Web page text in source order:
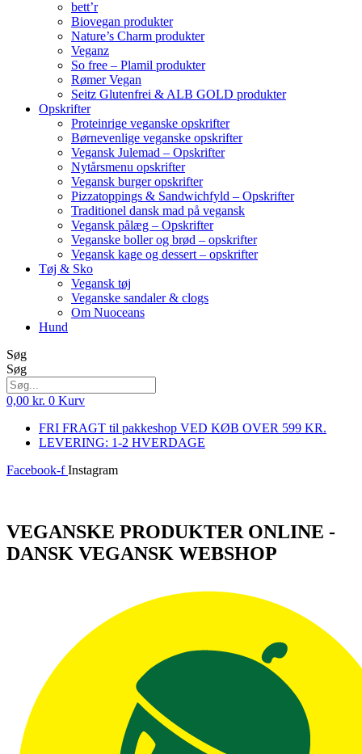
bett’r
Biovegan produkter
Nature’s Charm produkter
Veganz
So free – Plamil produkter
Rømer Vegan
Seitz Glutenfrei & ALB GOLD produkter
Opskrifter
Proteinrige veganske opskrifter
Børnevenlige veganske opskrifter
Vegansk Julemad – Opskrifter
Nytårsmenu opskrifter
Vegansk burger opskrifter
Pizzatoppings & Sandwichfyld – Opskrifter
Traditionel dansk mad på vegansk
Vegansk pålæg – Opskrifter
Veganske boller og brød – opskrifter
Vegansk kage og dessert – opskrifter
Tøj & Sko
Vegansk tøj
Veganske sandaler & clogs
Om Nuoceans
Hund
Søg
Søg
0,00 kr. 0 Kurv
FRI FRAGT til pakkeshop VED KØB OVER 599 KR.
LEVERING: 1-2 HVERDAGE
Facebook-f Instagram
VEGANSKE PRODUKTER ONLINE -
DANSK VEGANSK WEBSHOP